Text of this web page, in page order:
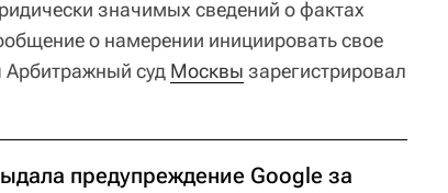
значимых сведений о фактах
о намерении инициировать свое
Арбитражный суд Москвы зарегистрировал
предупреждение Google за